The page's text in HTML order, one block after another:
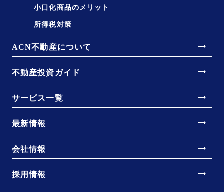
小口化商品のメリット
所得税対策
ACN不動産について arrow_right_alt
不動産投資ガイド arrow_right_alt
サービス一覧 arrow_right_alt
最新情報 arrow_right_alt
会社情報 arrow_right_alt
採用情報 arrow_right_alt